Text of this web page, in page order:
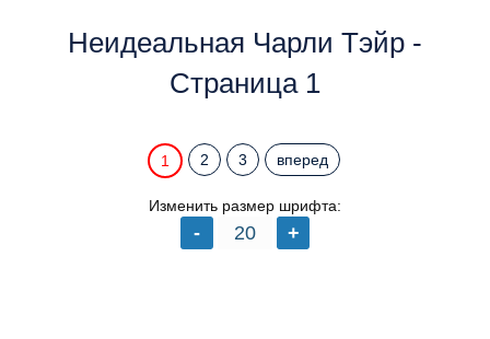
Неидеальная Чарли Тэйр -
Страница 1
1 2 3 вперед
Изменить размер шрифта: